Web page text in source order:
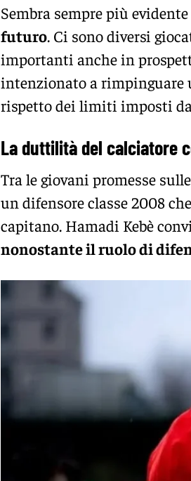
Sembra sempre più
futuro. Ci sono diversi
importanti anche in
intenzionato a rimpinguare
rispetto dei limiti imposti
La duttilità del calciatore
Tra le giovani promesse
un difensore classe 2008
capitano. Hamadi Kebè
nonostante il ruolo di